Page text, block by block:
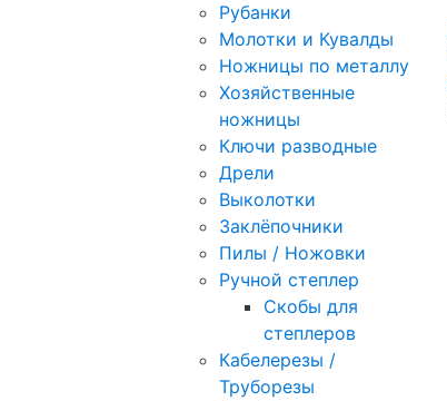
Рубанки
Молотки и Кувалды
Ножницы по металлу
Хозяйственные
ножницы
Ключи разводные
Дрели
Выколотки
Заклёпочники
Пилы / Ножовки
Ручной степлер
Скобы для
степлеров
Кабелерезы /
Труборезы